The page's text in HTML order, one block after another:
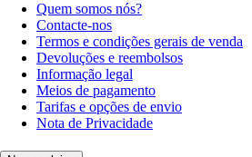
Quem somos nós?
Contacte-nos
Termos e condições gerais de venda
Devoluções e reembolsos
Informação legal
Meios de pagamento
Tarifas e opções de envio
Nota de Privacidade